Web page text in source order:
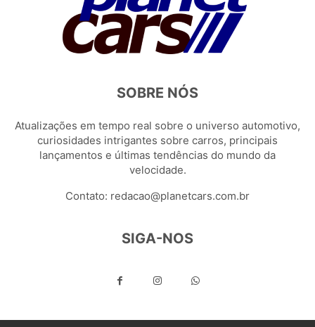
SOBRE NÓS
Atualizações em tempo real sobre o universo automotivo,
curiosidades intrigantes sobre carros, principais
lançamentos e últimas tendências do mundo da
velocidade.
Contato: redacao@planetcars.com.br
SIGA-NOS